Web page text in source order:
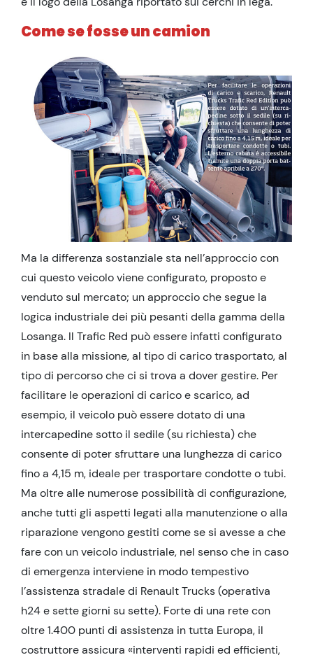
Come se fosse un camion
Ma la differenza sostanziale sta nell’approccio con
cui questo veicolo viene configurato, proposto e
venduto sul mercato; un approccio che segue la
logica industriale dei più pesanti della gamma della
Losanga. Il Trafic Red può essere infatti configurato
in base alla missione, al tipo di carico trasportato, al
tipo di percorso che ci si trova a dover gestire. Per
facilitare le operazioni di carico e scarico, ad
esempio, il veicolo può essere dotato di una
intercapedine sotto il sedile (su richiesta) che
consente di poter sfruttare una lunghezza di carico
fino a 4,15 m, ideale per trasportare condotte o tubi.
Ma oltre alle numerose possibilità di configurazione,
anche tutti gli aspetti legati alla manutenzione o alla
riparazione vengono gestiti come se si avesse a che
fare con un veicolo industriale, nel senso che in caso
di emergenza interviene in modo tempestivo
l’assistenza stradale di Renault Trucks (operativa
h24 e sette giorni su sette). Forte di una rete con
oltre 1.400 punti di assistenza in tutta Europa, il
costruttore assicura «interventi rapidi ed efficienti,